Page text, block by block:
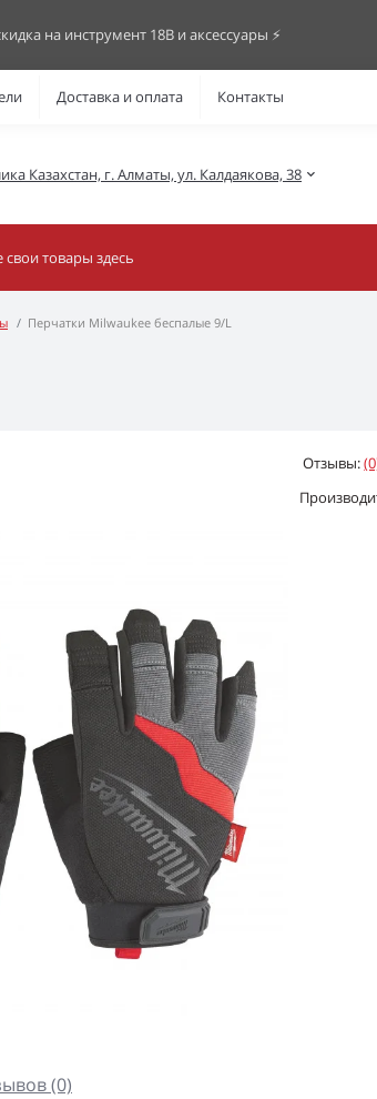
на инструмент 18В и аксессуары ⚡️
Доставка и оплата Контакты
Казахстан, г. Алматы, ул. Калдаякова, 38
Перчатки Milwaukee беспалые 9/L
Отзывы:
(0)